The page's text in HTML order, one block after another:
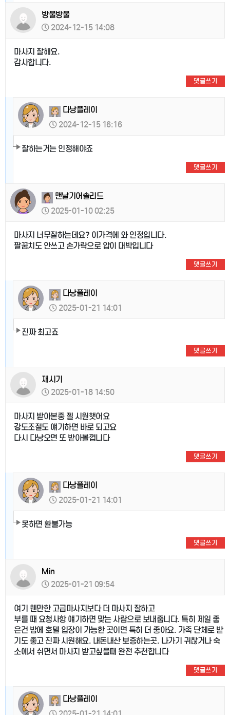
방울방울
2024-12-15 14:08
마사지 잘해요.
감사합니다.
댓글쓰기
다낭플레이
2024-12-15 16:16
잘하는거는 인정해야죠
댓글쓰기
맨날기어솔리드
2025-01-10 02:25
마사지 너무잘하는데요? 이가격에 와 인정입니다.
팔꿈치도 안쓰고 손가락으로 압이 대박입니다
댓글쓰기
다낭플레이
2025-01-21 14:01
진짜 최고죠
댓글쓰기
재시기
2025-01-18 14:50
마사지 받아본중 젤 시원햇어요
강도조절도 얘기하면 바로 되고요
다시 다낭오면 또 받아볼껍니다
댓글쓰기
다낭플레이
2025-01-21 14:01
못하면 환불가능
댓글쓰기
Min
2025-01-21 09:54
여기 웬만한 고급마사지보다 더 마사지 잘하고
부를 때 요청사항 얘기하면 맞는 사람으로 보내줍니다. 특히 제일 좋
은건 밤에 호텔 입장이 가능한 곳이면 특히 더 좋아요. 가족 단체로 받
기도 좋고 진짜 시원해요. 내돈내산 보증하는곳. 나가기 귀찮거나 숙
소에서 쉬면서 마사지 받고싶을때 완전 추천합니다
댓글쓰기
다낭플레이